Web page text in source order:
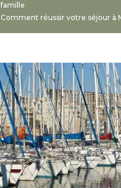
famille
Comment réussir votre séjour à